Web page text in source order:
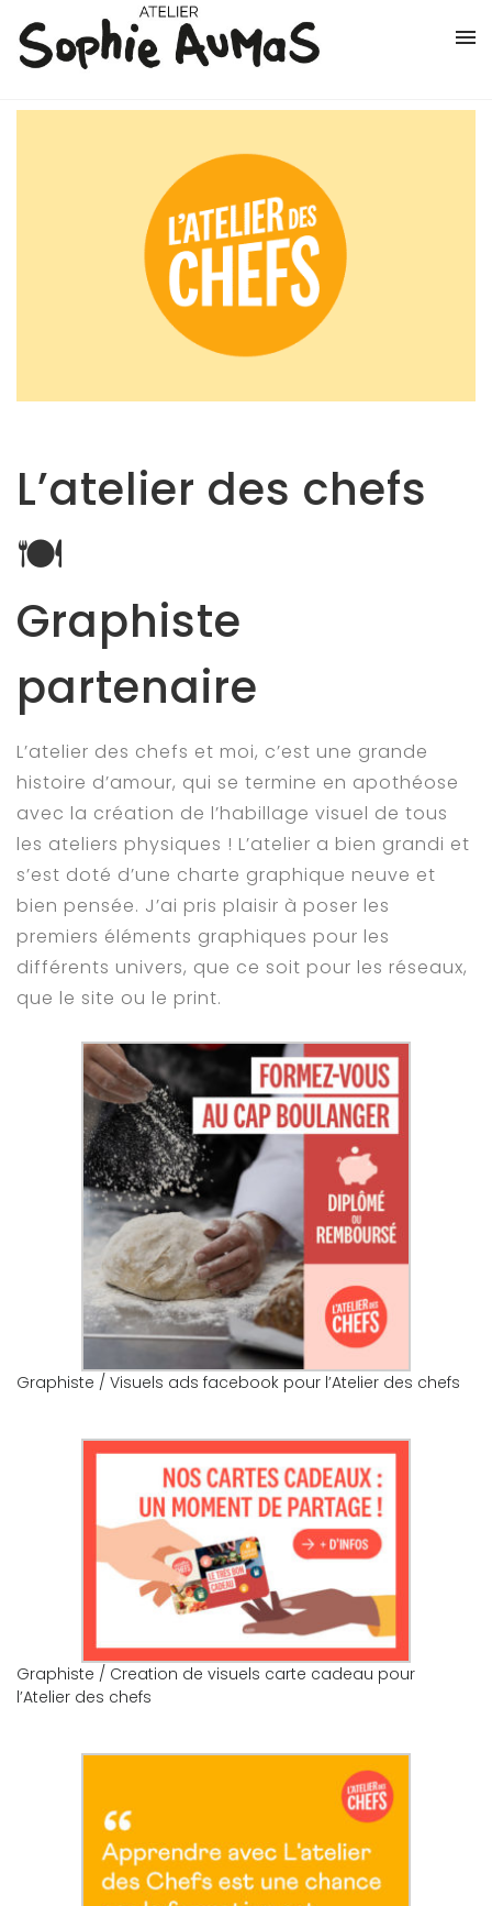
Logo et charte graphique
Supports imprimés
Éco-conception
BLOG
FAQ
L’atelier des chefs
🍽
Graphiste
partenaire
L’atelier des chefs et moi, c’est une grande
histoire d’amour, qui se termine en apothéose
avec la création de l’habillage visuel de tous
les ateliers physiques ! L’atelier a bien grandi et
s’est doté d’une charte graphique neuve et
bien pensée. J’ai pris plaisir à poser les
premiers éléments graphiques pour les
différents univers, que ce soit pour les réseaux,
que le site ou le print.
Graphiste / Visuels ads facebook pour l’Atelier des chefs
Graphiste / Creation de visuels carte cadeau pour
l’Atelier des chefs